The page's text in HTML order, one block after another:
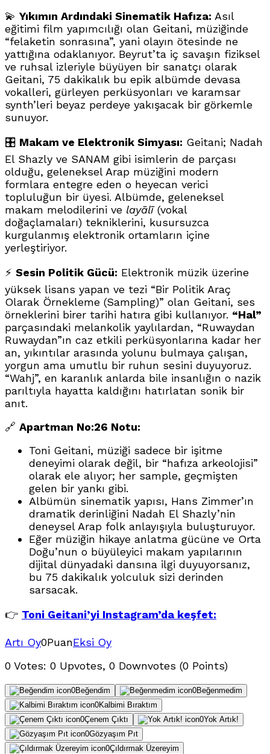
💫 Yıkımın Ardındaki Sinematik Hafıza: Asıl
eğitimi film yapımcılığı olan Geitani, müziğinde
“felaketin sonrasına”, yani olayın ötesinde ne
yattığına odaklanıyor. Beyrut’ta iç savaşın fiziksel
ve ruhsal izleriyle büyüyen bir sanatçı olarak
Geitani, 75 dakikalık bu epik albümde devasa
vokalleri, gürleyen perküsyonları ve karamsar
synth’leri beyaz perdeye yakışacak bir görkemle
sunuyor.
🎛️ Makam ve Elektronik Simyası: Geitani; Nadah
El Shazly ve SANAM gibi isimlerin de parçası
olduğu, geleneksel Arap müziğini modern
formlara entegre eden o heyecan verici
topluluğun bir üyesi. Albümde, geleneksel
makam melodilerini ve layālī(vokal
doğaçlamaları) tekniklerini, kusursuzca
kurgulanmış elektronik ortamların içine
yerleştiriyor.
⚡ Sesin Politik Gücü: Elektronik müzik üzerine
yüksek lisans yapan ve tezi “Bir Politik Araç
Olarak Örnekleme (Sampling)” olan Geitani, ses
örneklerini birer tarihi hatıra gibi kullanıyor. “Hal”
parçasındaki melankolik yaylılardan, “Ruwaydan
Ruwaydan”ın caz etkili perküsyonlarına kadar her
an, yıkıntılar arasında yolunu bulmaya çalışan,
yorgun ama umutlu bir ruhun sesini duyuyoruz.
“Wahj”, en karanlık anlarda bile insanlığın o nazik
parıltıyla hayatta kaldığını hatırlatan sonik bir
anıt.
🔗 Apartman No:26 Notu:
Toni Geitani, müziği sadece bir işitme
deneyimi olarak değil, bir “hafıza arkeolojisi”
olarak ele alıyor; her sample, geçmişten
gelen bir yankı gibi.
Albümün sinematik yapısı, Hans Zimmer’ın
dramatik derinliğini Nadah El Shazly’nin
deneysel Arap folk anlayışıyla buluşturuyor.
Eğer müziğin hikaye anlatma gücüne ve Orta
Doğu’nun o büyüleyici makam yapılarının
dijital dünyadaki dansına ilgi duyuyorsanız,
bu 75 dakikalık yolculuk sizi derinden
sarsacak.
👉 Toni Geitani’yi Instagram’da keşfet:
Artı Oy0PuanEksi Oy
0 Votes: 0 Upvotes, 0 Downvotes (0 Points)
0Beğendim 0Beğenmedim
0Kalbimi Bıraktım
0Çenem Çıktı 0Yok Artık!
0Gözyaşım Pıt
0Çıldırmak Üzereyim